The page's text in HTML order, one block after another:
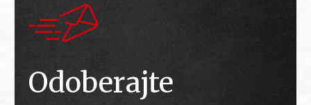
Odoberajte